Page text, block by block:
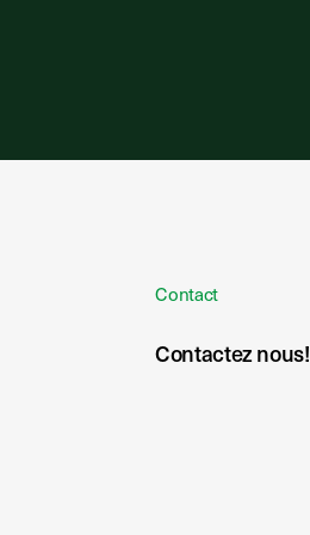
Contact
Contactez nous!